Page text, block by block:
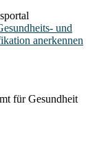
und
anerkennen
für Gesundheit